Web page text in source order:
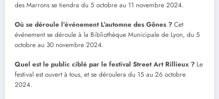
des Marrons se tiendra du 5 octobre au 11 novembre 2024.
Où se déroule l’événement L’automne des Gônes ? Cet
événement se déroule à la Bibliothèque Municipale de Lyon, du 5
octobre au 30 novembre 2024.
Quel est le public ciblé par le festival Street Art Rillieux ? Le
festival est ouvert à tous, et se déroulera du 15 au 26 octobre
2024.